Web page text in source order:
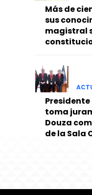
Más de
sus
magistral
toma
Douza
de la Sala